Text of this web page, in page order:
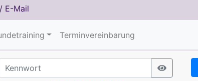
/ E-Mail
Terminvereinbarung